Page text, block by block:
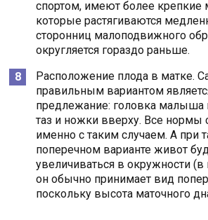
спортом, имеют более
которые растягиваются
сторонниц малоподвижного
округляется гораздо раньше.
Расположение плода в матке.
правильным вариантом
предлежание: головка малыша
таз и ножки вверху. Все нормы
именно с таким случаем. А при
поперечном варианте живот
увеличиваться в окружности
он обычно принимает вид
поскольку высота маточного